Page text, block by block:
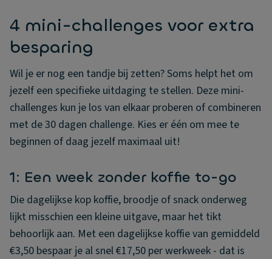
4 mini-challenges voor extra
besparing
Wil je er nog een tandje bij zetten? Soms helpt het om
jezelf een specifieke uitdaging te stellen. Deze mini-
challenges kun je los van elkaar proberen of combineren
met de 30 dagen challenge. Kies er één om mee te
beginnen of daag jezelf maximaal uit!
1: Een week zonder koffie to-go
Die dagelijkse kop koffie, broodje of snack onderweg
lijkt misschien een kleine uitgave, maar het tikt
behoorlijk aan. Met een dagelijkse koffie van gemiddeld
€3,50 bespaar je al snel €17,50 per werkweek - dat is